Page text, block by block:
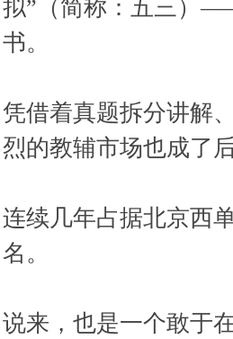
拟”（简称：五三）
书。
凭借着真题拆分讲解
烈的教辅市场也成了
连续几年占据北京西
名。
说来，也是一个敢于